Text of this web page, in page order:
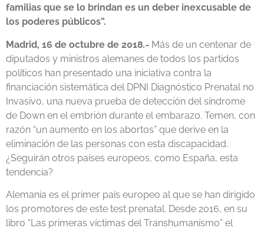
familias que se lo brindan es un deber inexcusable de
los poderes públicos”.
Madrid, 16 de octubre de 2018.- Más de un centenar de
diputados y ministros alemanes de todos los partidos
políticos han presentado una iniciativa contra la
financiación sistemática del DPNI Diagnóstico Prenatal no
Invasivo, una nueva prueba de detección del síndrome
de Down en el embrión durante el embarazo. Temen, con
razón “un aumento en los abortos” que derive en la
eliminación de las personas con esta discapacidad.
¿Seguirán otros países europeos, como España, esta
tendencia?
Alemania es el primer país europeo al que se han dirigido
los promotores de este test prenatal. Desde 2016, en su
libro “Las primeras víctimas del Transhumanismo” el